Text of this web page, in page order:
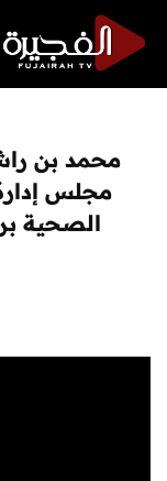
محمد بن
مجلس
الصحية